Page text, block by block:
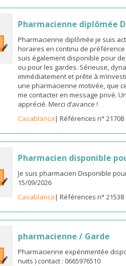
Pharmacienne diplômée
Pharmacienne diplômée je suis
horaires en continu de
suis également disponible pour
ou pour les gardes. Sérieuse,
immédiatement et prête à
une pharmacienne motivée, que
me contacter en message privé.
apprécié. Merci d’avance !
Casablanca| Références n° 21708
Pharmacien disponible
Je suis pharmacien Disponible
15/09/2026
Casablanca| Références n° 21538
pharmacienne / Garde
Pharmacienne expérimentée
nuits ) contact : 0665976510